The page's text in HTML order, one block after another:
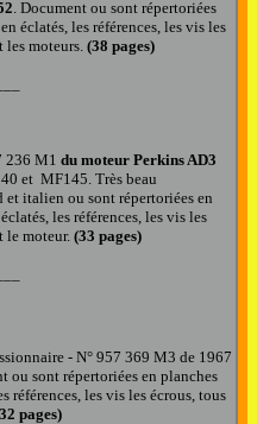
. Document ou sont répertoriées
éclatés, les références, les vis les
les moteurs. (38 pages)
236 M1 du moteur Perkins AD3
et MF145. Très beau
et italien ou sont répertoriées en
les références, les vis les
le moteur. (33 pages)
- N° 957 369 M3 de 1967
ou sont répertoriées en planches
références, les vis les écrous, tous
pages)